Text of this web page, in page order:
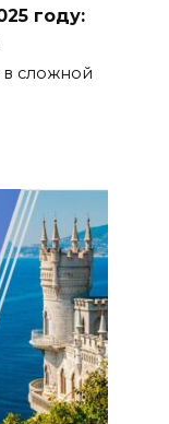
году:
в сложной